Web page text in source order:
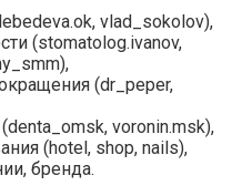
vlad_sokolov),
(stomatolog.ivanov,
(dr_peper,
voronin.msk),
(hotel, shop, nails),
бренда.